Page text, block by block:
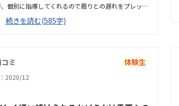
個別に指導してくれるので周りとの遅れをプレッシ
のはいいと思います。車の場合、駐車場は無いので
場で乗り降りさせるしかないので少し不便です。バ
思います。ビルの8階なので災害時が少し心配かな
と思っています。子どもが楽しく学べる様にゲーム
ので、スムーズに進んでいるようです。大学入試も
身につけて損は無いようになっているのもいいと思
続きを読む(585字)
ミ 体験生
2020/12